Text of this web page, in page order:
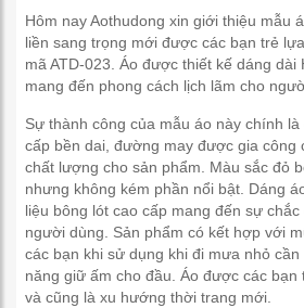
Hôm nay Aothudong xin giới thiệu mẫu
liền sang trọng mới được các bạn trẻ
mã ATD-023. Áo được thiết kế dáng dài
mang đến phong cách lịch lãm cho
Sự thành công của mẫu áo này chính
cấp bền dai, đường may được gia công
chất lượng cho sản phẩm. Màu sắc đỏ
nhưng không kém phần nổi bật. Dáng
liệu bông lót cao cấp mang đến sự
người dùng. Sản phẩm có kết hợp với
các bạn khi sử dụng khi đi mưa nhỏ
năng giữ ấm cho đầu. Áo được các bạn
và cũng là xu hướng thời trang mới.